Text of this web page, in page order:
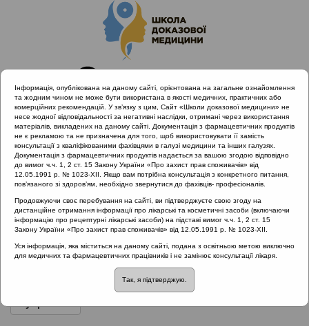
Головна
Проведені заходи
AB Resistance. Конференція для лікарів первинної ланки
(online, 11-12 квітня 2020)
AB Resistance. Конференція для
лікарів первинної ланки (online, 11-12
квітня 2020)
Інформація, опублікована на даному сайті, орієнтована на загальне ознайомлення
та жодним чином не може бути використана в якості медичних, практичних або
комерційних рекомендацій. У зв’язку з цим, Сайт «Школи доказової медицини» не
несе жодної відповідальності за негативні наслідки, отримані через використання
матеріалів, викладених на даному сайті. Документація з фармацевтичних продуктів
не є рекламою та не призначена для того, щоб використовувати її замість
консультації з кваліфікованими фахівцями в галузі медицини та інших галузях.
Документація з фармацевтичних продуктів надається за вашою згодою відповідно
до вимог ч.ч. 1, 2 ст. 15 Закону України «Про захист прав споживачів» від
12.05.1991 р. № 1023-XII. Якщо вам потрібна консультація з конкретного питання,
пов’язаного зі здоров’ям, необхідно звернутися до фахівців- професіоналів.
Продовжуючи своє перебування на сайті, ви підтверджуєте свою згоду на
дистанційне отримання інформації про лікарські та косметичні засоби (включаючи
інформацію про рецептурні лікарські засоби) на підставі вимог ч.ч. 1, 2 ст. 15
Закону України «Про захист прав споживачів» від 12.05.1991 р. № 1023-XII.
Уся інформація, яка міститься на даному сайті, подана з освітньою метою виключно
для медичних та фармацевтичних працівників і не замінює консультації лікаря.
Так, я підтверджую.